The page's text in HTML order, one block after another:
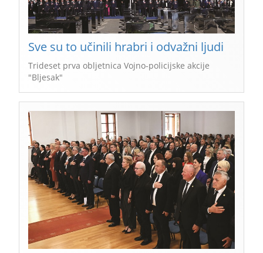
Sve su to učinili hrabri i odvažni ljudi
Trideset prva obljetnica Vojno-policijske akcije
"Bljesak"